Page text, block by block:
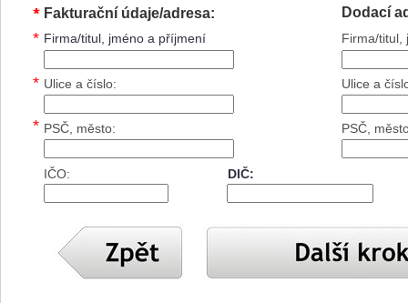
PSČ, město:
Fakturační údaje/adresa:
Ulice a
PSČ,
Dodací
Firma/titul,
Ulice a číslo:
Firma/titul, jméno a příjmení
IČO: DIČ:
*
*
*
*
*